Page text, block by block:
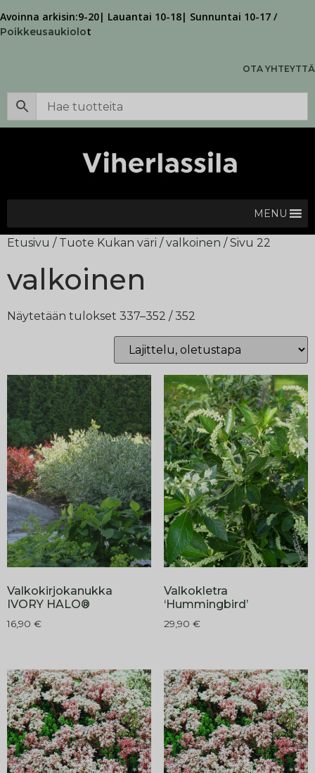
Avoinna arkisin:9-20| Lauantai 10-18| Sunnuntai 10-17 /
Poikkeusaukiolot
OTA YHTEYTTÄ
MENU
Etusivu / Tuote Kukan väri /valkoinen / Sivu 22
valkoinen
Näytetään tulokset 337–352 / 352
Valkokirjokanukka
IVORY HALO®
16,90 €
Valkokletra
‘Hummingbird’
29,90 €